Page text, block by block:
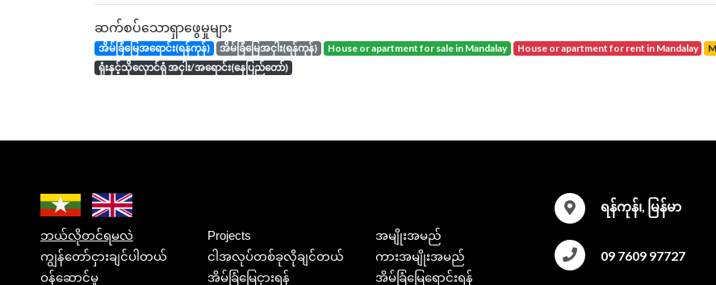
ဆက်စပ်သောရှာဖွေမှုများ
အိမ်ခြံမြေအရောင်း(ရန်ကုန်) အိမ်ခြံမြေအငှါး(ရန်ကုန်) house or apartment for sale in Mandalay house or apartment for rent in Mandalay
ရုံးနှင့်သိုလှောင်ရုံ အငှါး/အရောင်း(နေပြည်တော်)
ဘယ်လိုတင်ရမလဲ Projects
အမျိုးအမည်
ကျွန်တော်ငှားချင်ပါတယ်
ငါအလုပ်တစ်ခုလိုချင်တယ်
ကားအမျိုးအမည်
ဝန်ဆောင်မှု
အိမ်ခြံမြေငှားရန် အိမ်ခြံမြေရောင်းရန်
ရန်ကုန်၊, မြန်မာ
09 7609 97727